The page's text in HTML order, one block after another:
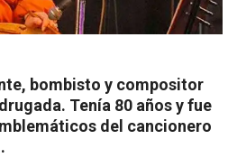
bombisto y compositor
Tenía 80 años y fue
del cancionero